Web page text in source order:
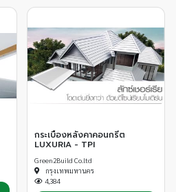
กระเบื้องหลังคาคอนกรีต
LUXURIA - TPI
Green2Build Co.ltd
กรุงเทพมหานคร
4,384